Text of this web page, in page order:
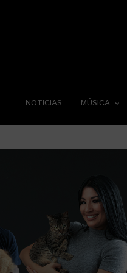
NOTICIAS MÚSICA